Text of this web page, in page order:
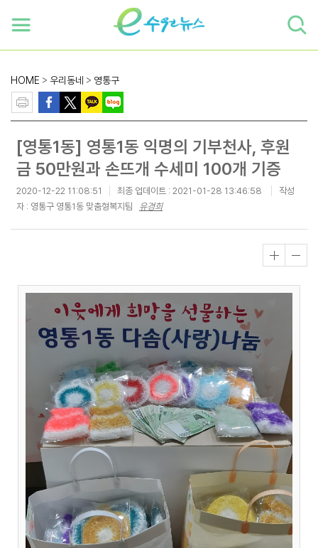
HOME > 우리동네 > 영통구
[영통1동] 영통1동 익명의 기부천사, 후원
금 50만원과 손뜨개 수세미 100개 기증
2020-12-22 11:08:51 최종 업데이트 : 2021-01-28 13:46:58
작성
자 : 영통구 영통1동 맞춤형복지팀 유경희